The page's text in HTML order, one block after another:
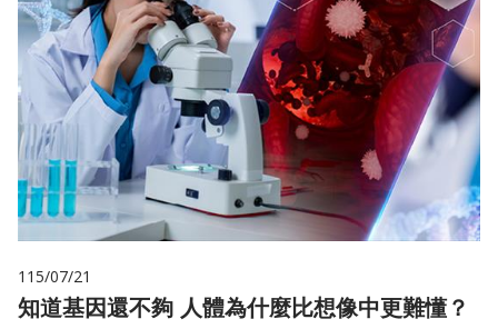
115/07/21
知道基因還不夠 人體為什麼比想像中更難懂？